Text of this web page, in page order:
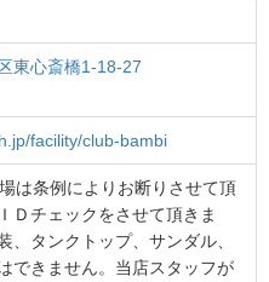
東心斎橋1-18-27
facility/club-bambi
は条例によりお断りさせて頂
Ｄチェックをさせて頂きま
、タンクトップ、サンダル、
できません。当店スタッフが